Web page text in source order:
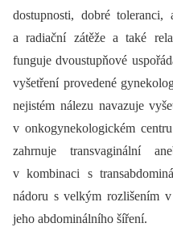
dostupnosti, dobré toleranci,
a radiační zátěže a také
funguje dvoustupňové
vyšetření provedené
nejistém nálezu navazuje
v onkogynekologickém
zahrnuje transvaginální
v kombinaci s
nádoru s velkým rozlišením
jeho abdominálního šíření.